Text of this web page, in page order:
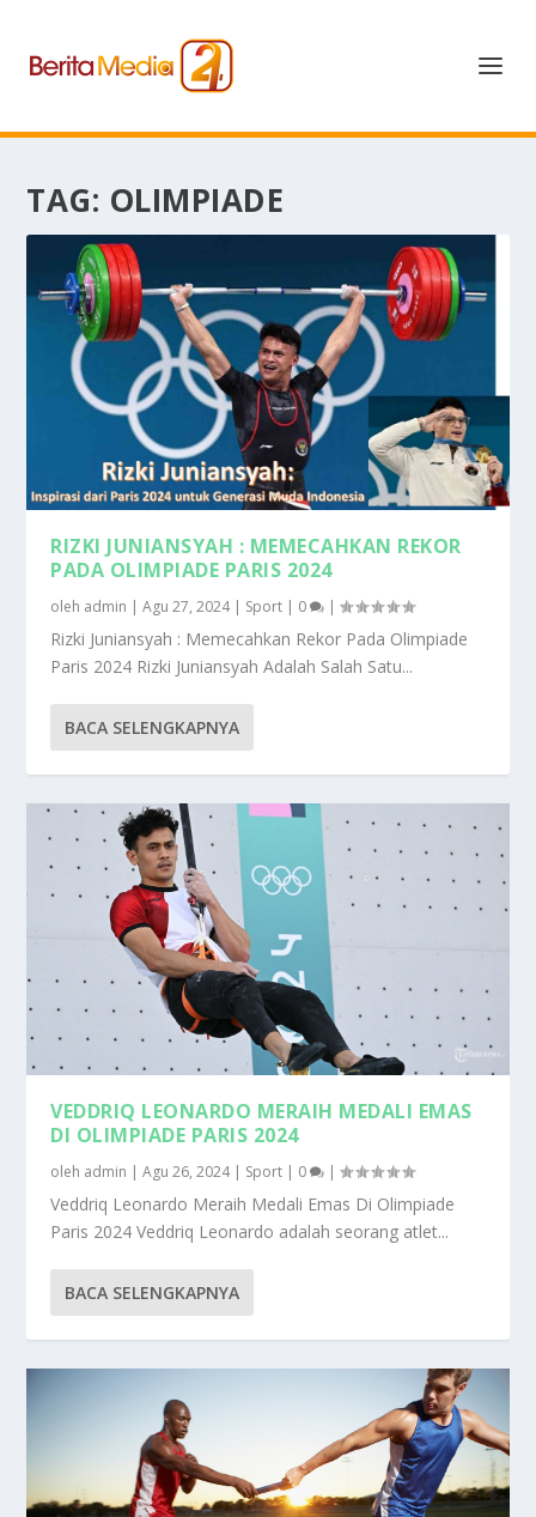
TAG: OLIMPIADE
RIZKI JUNIANSYAH : MEMECAHKAN REKOR
PADA OLIMPIADE PARIS 2024
oleh admin |Agu 27, 2024| Sport | 0 |
Rizki Juniansyah : Memecahkan Rekor Pada Olimpiade
Paris 2024 Rizki Juniansyah Adalah Salah Satu...
BACA SELENGKAPNYA
VEDDRIQ LEONARDO MERAIH MEDALI EMAS
DI OLIMPIADE PARIS 2024
oleh admin |Agu 26, 2024| Sport | 0 |
Veddriq Leonardo Meraih Medali Emas Di Olimpiade
Paris 2024 Veddriq Leonardo adalah seorang atlet...
BACA SELENGKAPNYA